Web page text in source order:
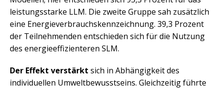
leistungsstarke LLM. Die zweite Gruppe sah zusätzlich
eine Energieverbrauchskennzeichnung. 39,3 Prozent
der Teilnehmenden entschieden sich für die Nutzung
des energieeffizienteren SLM.
Der Effekt verstärkt sich in Abhängigkeit des
individuellen Umweltbewusstseins. Gleichzeitig führte